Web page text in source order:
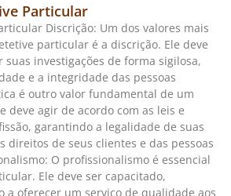
Particular
Discrição: Um dos valores mais
particular é a discrição. Ele deve
suas investigações de forma sigilosa,
e a integridade das pessoas
é outro valor fundamental de um
deve agir de acordo com as leis e
garantindo a legalidade de suas
direitos de seus clientes e das pessoas
O profissionalismo é essencial
Ele deve ser capacitado,
a oferecer um serviço de qualidade aos